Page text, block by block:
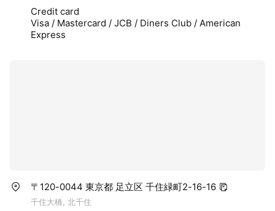
Credit card
Visa / Mastercard / JCB / Diners Club / American
Express
〒120-0044 東京都 足立区 千住緑町2-16-16
千住大橋, 北千住